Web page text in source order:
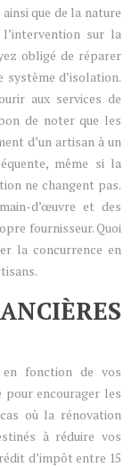
que de la nature
sur la
obligé de réparer
d’isolation.
aux services de
de noter que les
d’un artisan à un
même si la
ne changent pas.
d’œuvre et des
fournisseur. Quoi
la concurrence en
en fonction de vos
pour encourager les
où la rénovation
à réduire vos
d’impôt entre 15